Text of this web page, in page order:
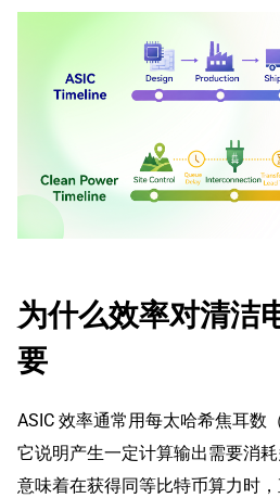
为什么效率对清洁
要
ASIC 效率通常用每太哈希焦耳数
它说明产生一定计算输出需要消
意味着在获得同等比特币算力时，